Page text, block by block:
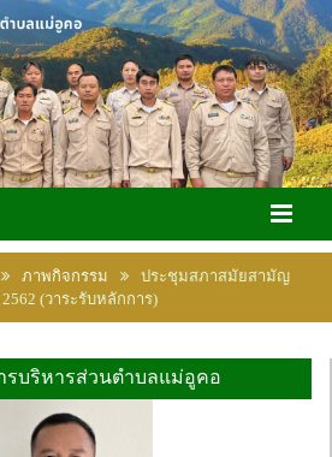
ภาพกิจกรรม
ประชุมสภาสมัยสามัญ
(วาระรับหลักการ)
รบริหารส่วนตำบลแม่อูคอ